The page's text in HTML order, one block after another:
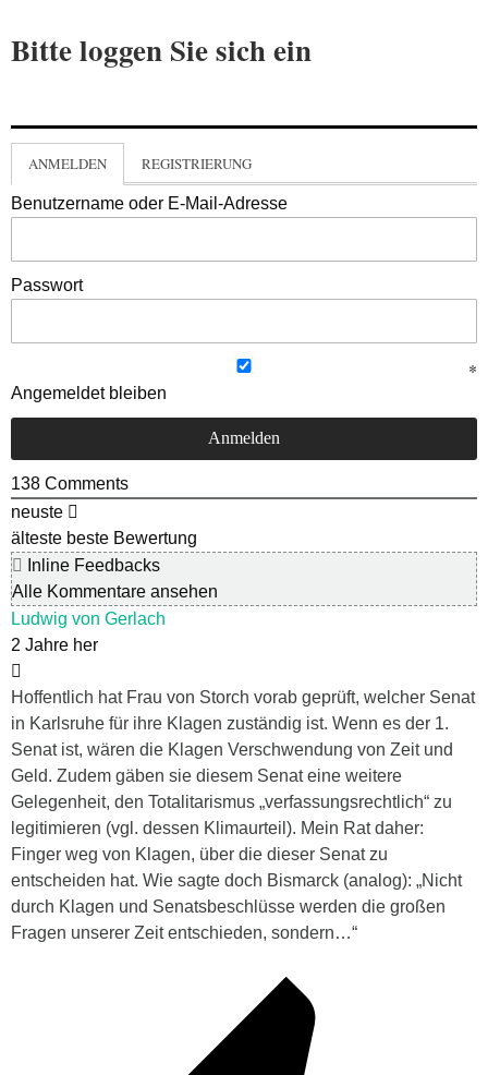
Bitte loggen Sie sich ein
ANMELDEN REGISTRIERUNG
Benutzername oder E-Mail-Adresse
Passwort
Angemeldet bleiben
138 Comments
neuste
älteste beste Bewertung
Inline Feedbacks
Alle Kommentare ansehen
Ludwig von Gerlach
2 Jahre her
Hoffentlich hat Frau von Storch vorab geprüft, welcher Senat
in Karlsruhe für ihre Klagen zuständig ist. Wenn es der 1.
Senat ist, wären die Klagen Verschwendung von Zeit und
Geld. Zudem gäben sie diesem Senat eine weitere
Gelegenheit, den Totalitarismus „verfassungsrechtlich“ zu
legitimieren (vgl. dessen Klimaurteil). Mein Rat daher:
Finger weg von Klagen, über die dieser Senat zu
entscheiden hat. Wie sagte doch Bismarck (analog): „Nicht
durch Klagen und Senatsbeschlüsse werden die großen
Fragen unserer Zeit entschieden, sondern…“